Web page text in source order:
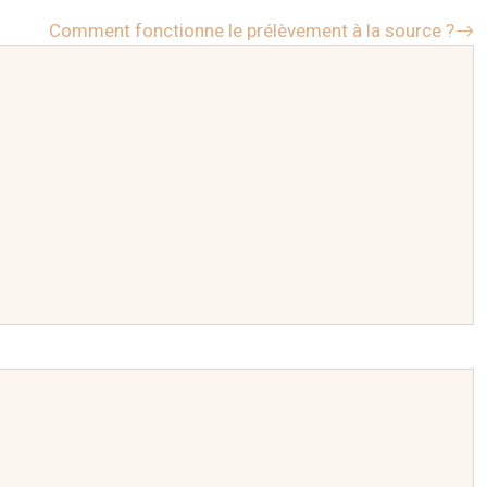
Comment fonctionne le prélèvement à la source ?